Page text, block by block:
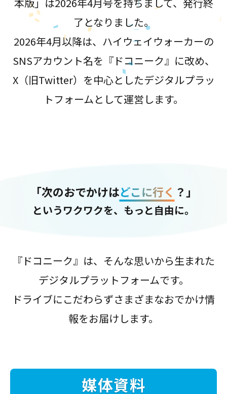
本版」は2026年4月号を持ちまして、発行終
了となりました。
2026年4月以降は、ハイウェイウォーカーの
SNSアカウント名を『ドコニーク』に改め、
X（旧Twitter）を中心としたデジタルプラッ
トフォームとして運営します。
「次のおでかけはどこに行く ？」
というワクワクを、もっと自由に。
『ドコニーク』は、そんな思いから生まれた
デジタルプラットフォームです。
ドライブにこだわらずさまざまなおでかけ情
報をお届けします。
媒体資料